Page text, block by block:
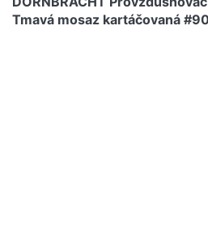
Tmavá mosaz kartáčovaná